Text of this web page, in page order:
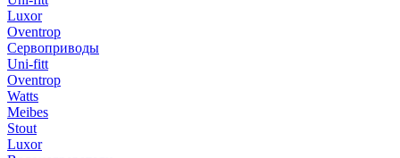
Luxor
Oventrop
Сервоприводы
Uni-fitt
Oventrop
Watts
Meibes
Stout
Luxor